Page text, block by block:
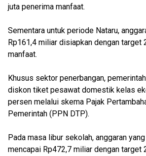
juta penerima manfaat.
Sementara untuk periode Nataru,
Rp161,4 miliar disiapkan dengan target
manfaat.
Khusus sektor penerbangan,
diskon tiket pesawat domestik kelas
persen melalui skema Pajak
Pemerintah (PPN DTP).
Pada masa libur sekolah, anggaran
mencapai Rp472,7 miliar dengan target